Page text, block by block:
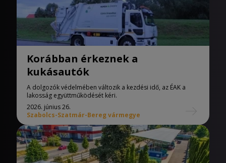
Korábban érkeznek a
kukásautók
A dolgozók védelmében változik a kezdési idő, az ÉAK a
lakosság együttműködését kéri.
2026. június 26.
Szabolcs-Szatmár-Bereg vármegye